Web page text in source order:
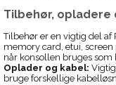
Tilbehør,
Tilbehør er en vigtig del af
memory card, etui,
når konsollen bruges som
Oplader og kabel:
bruge forskellige